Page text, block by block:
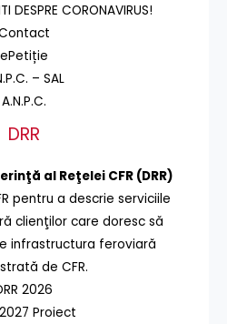
DESPRE CORONAVIRUS!
ePetiție
– SAL
A.N.P.C.
DRR
al Reţelei CFR (DRR)
pentru a descrie serviciile
clienţilor care doresc să
infrastructura feroviară
de CFR.
2026
Proiect